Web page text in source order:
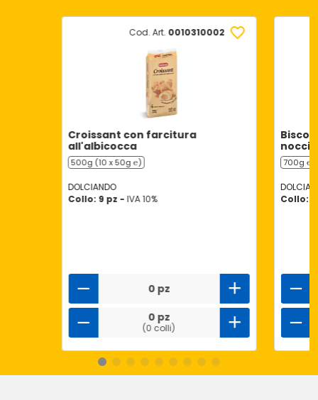
Cod. Art. 0010310002
Croissant con farcitura
all'albicocca
500g (10 x 50g ℮)
DOLCIANDO
Collo: 9 pz - IVA 10%
0 pz
0 pz
(0 colli)
700g ℮
Collo: